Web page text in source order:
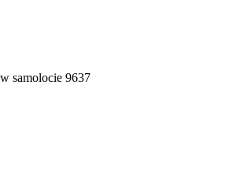
samolocie 9637